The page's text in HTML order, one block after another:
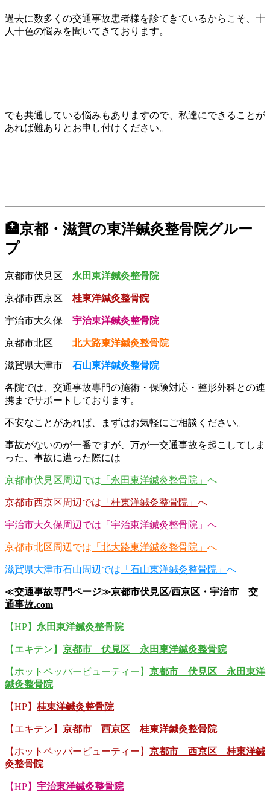
過去に数多くの交通事故患者様を診てきているからこそ、十
人十色の悩みを聞いてきております。
でも共通している悩みもありますので、私達にできることが
あれば難ありとお申し付けください。
🏥京都・滋賀の東洋鍼灸整骨院グルー
プ
京都市伏見区 永田東洋鍼灸整骨院
京都市西京区 桂東洋鍼灸整骨院
宇治市大久保 宇治東洋鍼灸整骨院
京都市北区 北大路東洋鍼灸整骨院
滋賀県大津市 石山東洋鍼灸整骨院
各院では、交通事故専門の施術・保険対応・整形外科との連
携までサポートしております。
不安なことがあれば、まずはお気軽にご相談ください。
事故がないのが一番ですが、万が一交通事故を起こしてしま
った、事故に遭った際には
京都市伏見区周辺では 「永田東洋鍼灸整骨院」 へ
京都市西京区周辺では 「桂東洋鍼灸整骨院」 へ
宇治市大久保周辺では 「宇治東洋鍼灸整骨院」 へ
京都市北区周辺では 「北大路東洋鍼灸整骨院」 へ
滋賀県大津市石山周辺では 「石山東洋鍼灸整骨院」 へ
≪交通事故専門ページ≫京都市伏見区/西京区・宇治市 交
通事故.com
【HP】 永田東洋鍼灸整骨院
【エキテン】 京都市 伏見区 永田東洋鍼灸整骨院
【ホットペッパービューティー】 京都市 伏見区 永田東洋
鍼灸整骨院
【HP】 桂東洋鍼灸整骨院
【エキテン】 京都市 西京区 桂東洋鍼灸整骨院
【ホットペッパービューティー】 京都市 西京区 桂東洋鍼
灸整骨院
【HP】 宇治東洋鍼灸整骨院